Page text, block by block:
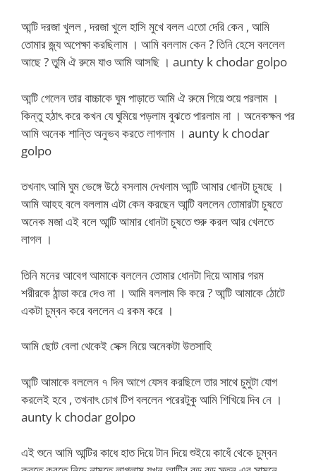
আন্টি দরজা খুলল , দরজা খুলে হাসি মুখে বলল এতো দেরি কেন , আমি
তোমার জ্ন্য অপেক্ষা করছিলাম । আমি বললাম কেন ? তিনি হেসে বললেল
আছে ? তুমি ঐ রুমে যাও আমি আসছি । aunty k chodar golpo
আন্টি গেলেন তার বাচ্চাকে ঘুম পাড়াতে আমি ঐ রুমে গিয়ে শুয়ে পরলাম ।
কিন্তু হঠাৎ করে কখন যে ঘুমিয়ে পড়লাম বুঝতে পারলাম না । অনেকক্ষন পর
আমি অনেক শান্তি অনুভব করতে লাগলাম । aunty k chodar
golpo
তখনাৎ আমি ঘুম ভেঙ্গে উঠে বসলাম দেখলাম আন্টি আমার ধোনটা চুষছে ।
আমি আহহ বলে বললাম এটা কেন করছেন আন্টি বললেন তোমারটা চুষতে
অনেক মজা এই বলে আন্টি আমার ধোনটা চুষতে শুরু করল আর খেলতে
লাগল ।
তিনি মনের আবেগ আমাকে বললেন তোমার ধোনটা দিয়ে আমার গরম
শরীরকে ঠান্ডা করে দেও না । আমি বললাম কি করে ? আন্টি আমাকে ঠোটে
একটা চুম্বন করে বললেন এ রকম করে ।
আমি ছোট বেলা থেকেই সেক্স নিয়ে অনেকটা উতসাহি
আন্টি আমাকে বললেন ৭ দিন আগে যেসব করছিলে তার সাথে চুমুটা যোগ
করলেই হবে , তখনাৎ চোখ টিপ বললেন পরেরটুকু আমি শিখিয়ে দিব নে ।
aunty k chodar golpo
এই শুনে আমি আন্টির কাধে হাত দিয়ে টান দিয়ে শুইয়ে কাধেঁ থেকে চুম্বন